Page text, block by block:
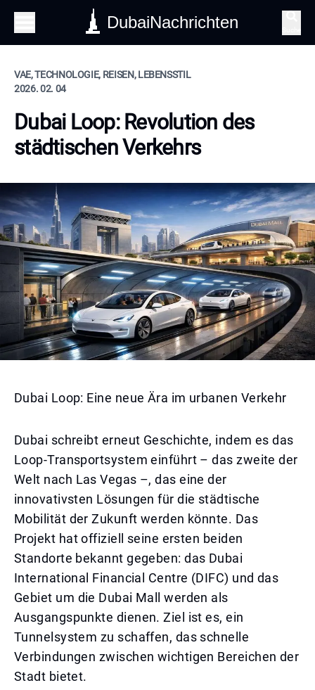
DubaiNachrichten
VAE, TECHNOLOGIE, REISEN, LEBENSSTIL
2026. 02. 04
Dubai Loop: Revolution des
städtischen Verkehrs
Dubai Loop: Eine neue Ära im urbanen Verkehr
Dubai schreibt erneut Geschichte, indem es das
Loop-Transportsystem einführt – das zweite der
Welt nach Las Vegas –, das eine der
innovativsten Lösungen für die städtische
Mobilität der Zukunft werden könnte. Das
Projekt hat offiziell seine ersten beiden
Standorte bekannt gegeben: das Dubai
International Financial Centre (DIFC) und das
Gebiet um die Dubai Mall werden als
Ausgangspunkte dienen. Ziel ist es, ein
Tunnelsystem zu schaffen, das schnelle
Verbindungen zwischen wichtigen Bereichen der
Stadt bietet.